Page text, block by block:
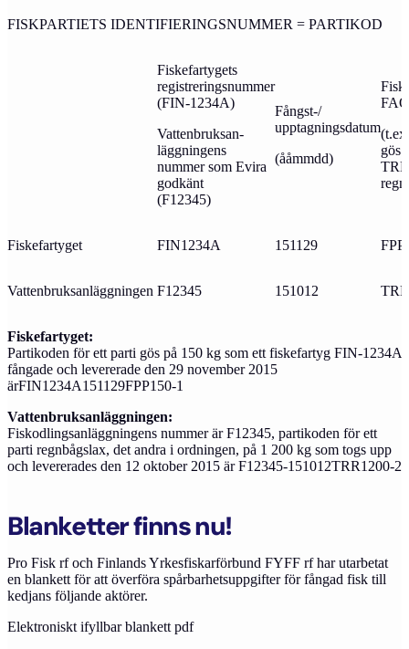
FISKPARTIETS IDENTIFIERINGSNUMMER = PARTIKOD
Fiskefartygets
registreringsnummer
(FIN-1234A)
Vattenbruksan-
läggningens
nummer som Evira
godkänt
(F12345)
Fångst-/
upptagningsdatum
(ååmmdd)
gös
Fiskefartyget FIN1234A 151129 FPP
Vattenbruksanläggningen F12345 151012 TRR
Fiskefartyget:
Partikoden för ett parti gös på 150 kg som ett fiskefartyg FIN-1234A
fångade och levererade den 29 november 2015
ärFIN1234A151129FPP150-1
Vattenbruksanläggningen:
Fiskodlingsanläggningens nummer är F12345, partikoden för ett
parti regnbågslax, det andra i ordningen, på 1 200 kg som togs upp
och levererades den 12 oktober 2015 är F12345-151012TRR1200-2
Blanketter finns nu!
Pro Fisk rf och Finlands Yrkesfiskarförbund FYFF rf har utarbetat
en blankett för att överföra spårbarhetsuppgifter för fångad fisk till
kedjans följande aktörer.
Elektroniskt ifyllbar blankett pdf